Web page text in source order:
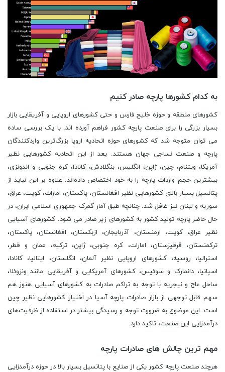
به کدام کشورها پارچه صادر کنیم
کشورهای منطقه و حوزه خلیج فارس و حتی کشورهای اروپایی و آفریقایی بازار
بسیار بزرگی را برای صنعت پارچه کشور فراهم آورده اند. با یک بررسی ساده
می ‌توان متوجه شد که کشورهای حوزه اتحادیه اروپا بزرگ‌ترین واردکنندگان
پارچه و صنعت نساجی جهان هستند. بعد از این اتحادیه کشورهایی نظیر
آمریکا، ویتنام، چین، ژاپن، انگلیس، بنگلادش، کانادا، کره جنوبی و اندونزی،
بیشترین حجم واردات پارچه را به خود اختصاص داده‌اند. علاوه بر این نباید از
پتانسیل بسیار بالای کشورهایی نظیر افغانستان، پاکستان، امارات، کویت، عراق،
سوریه و لبنان نیز غافل شد. چنانچه طبق آمار گمرک جمهوری اسلامی ایران، در
حال حاضر پارچه تولید کشور به کشورهای زیر صادر می ‌شود. کشورهای آسیایی
نظیر عراق، کویت، ارمنستان، آذربایجان، ازبکستان، افغانستان، پاکستان،
ترکمنستان، قرقیزستان، امارات، کره جنوبی، ژاپن، ترکیه، عمان و قطر،
استرالیا، روسیه، کشورهای اروپایی نظیر آلمان، انگلستان، ایتالیا، کانادا،
اسپانیا، دانمارک و سوئیس، کشورهای آمریکایی و آفریقایی مانند ونزوئلا،
ساحل عاج و نیجریه با توجه به تراکم صادرات به کشورهای آسیایی هنوز هم
سهم قابل توجهی از بازار صادرات پارچه آسیا در اختیار کشورهایی نظیر چین
است. این موضوع به ضرورت توجه و رسیدگی بیشتر در استفاده از ظرفیت‌های
درآمدزایی این صنعت، تاکید دارد.
مهم ‌ترین چالش ‌های صادرات پارچه
هرچند صنعت پارچه کشور یکی از صنایع با پتانسیل بسیار بالا در حوزه درآمدزایی